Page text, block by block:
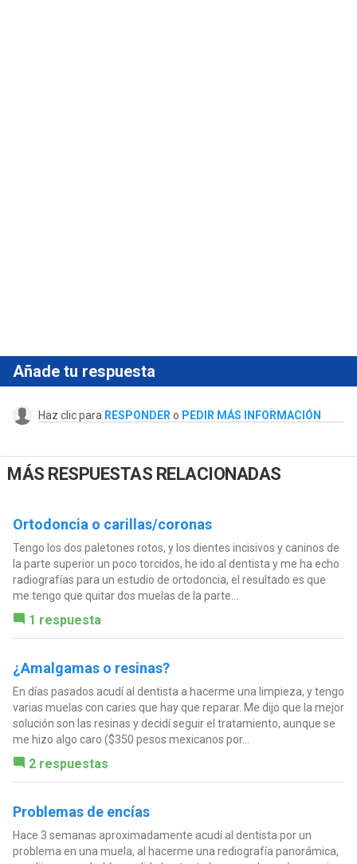
Añade tu respuesta
Haz clic para RESPONDER o PEDIR MÁS INFORMACIÓN
MÁS RESPUESTAS RELACIONADAS
Ortodoncia o carillas/coronas
Tengo los dos paletones rotos, y los dientes incisivos y caninos de
la parte superior un poco torcidos, he ido al dentista y me ha echo
radiografías para un estudio de ortodoncia, el resultado es que
me tengo que quitar dos muelas de la parte...
1 respuesta
¿Amalgamas o resinas?
En días pasados acudí al dentista a hacerme una limpieza, y tengo
varias muelas con caries que hay que reparar. Me dijo que la mejor
solución son las resinas y decidí seguir el tratamiento, aunque se
me hizo algo caro ($350 pesos mexicanos por...
2 respuestas
Problemas de encías
Hace 3 semanas aproximadamente acudí al dentista por un
problema en una muela, al hacerme una rediografía panorámica,